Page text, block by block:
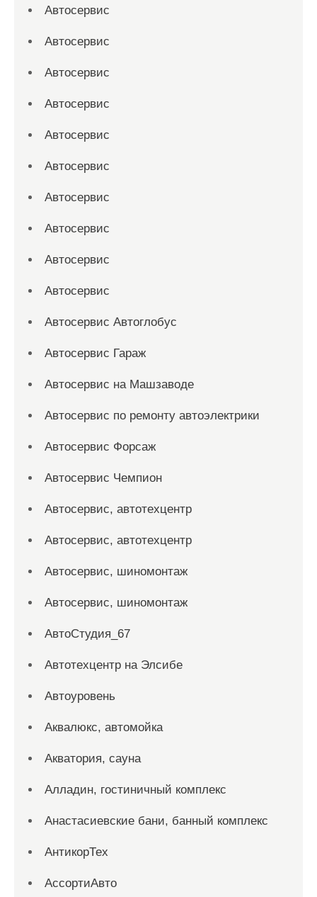
Автосервис
Автосервис
Автосервис
Автосервис
Автосервис
Автосервис
Автосервис
Автосервис
Автосервис
Автосервис
Автосервис Автоглобус
Автосервис Гараж
Автосервис на Машзаводе
Автосервис по ремонту автоэлектрики
Автосервис Форсаж
Автосервис Чемпион
Автосервис, автотехцентр
Автосервис, автотехцентр
Автосервис, шиномонтаж
Автосервис, шиномонтаж
АвтоСтудия_67
Автотехцентр на Элсибе
Автоуровень
Аквалюкс, автомойка
Акватория, сауна
Алладин, гостиничный комплекс
Анастасиевские бани, банный комплекс
АнтикорТех
АссортиАвто